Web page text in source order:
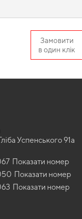
Замовити
в один клік
Успенського 91а
Показати номер
Показати номер
Показати номер